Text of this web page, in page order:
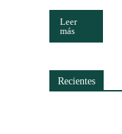
Leer
más
Recientes